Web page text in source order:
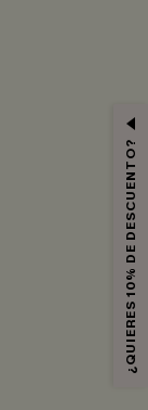
¿QUIERES 10% DE DESCUENTO?